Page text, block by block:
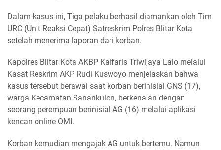
Dalam kasus ini, Tiga pelaku berhasil diamankan oleh Tim
URC (Unit Reaksi Cepat) Satreskrim Polres Blitar Kota
setelah menerima laporan dari korban.
Kapolres Blitar Kota AKBP Kalfaris Triwijaya Lalo melalui
Kasat Reskrim AKP Rudi Kuswoyo menjelaskan bahwa
kasus tersebut berawal saat korban berinisial GNS (17),
warga Kecamatan Sanankulon, berkenalan dengan
seorang perempuan berinisial AG (16) melalui aplikasi
kencan online OMI.
Korban kemudian mengajak AG untuk bertemu. Namun